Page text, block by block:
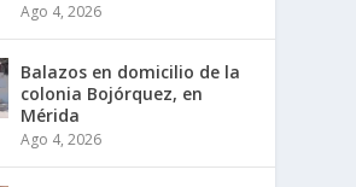
Ago 4, 2026
Balazos en domicilio de la
colonia Bojórquez, en
Mérida
Ago 4, 2026